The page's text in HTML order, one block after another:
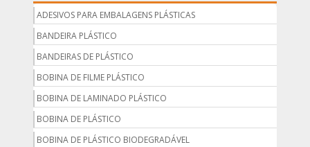
ADESIVOS PARA EMBALAGENS PLÁSTICAS
BANDEIRA PLÁSTICO
BANDEIRAS DE PLÁSTICO
BOBINA DE FILME PLÁSTICO
BOBINA DE LAMINADO PLÁSTICO
BOBINA DE PLÁSTICO
BOBINA DE PLÁSTICO BIODEGRADÁVEL